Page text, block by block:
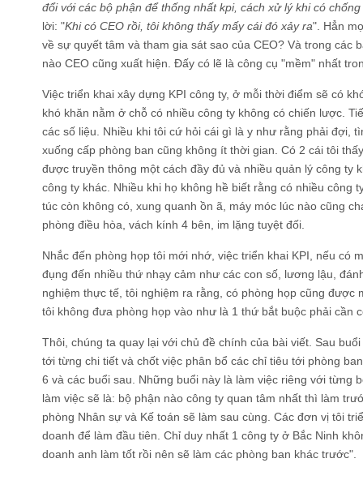
đổi với các bộ phận để thống nhất kpi, cách xử lý khi có
lời: "Khi có CEO rồi, tôi không thấy mấy cái đó xảy ra". Hẳn
về sự quyết tâm và tham gia sát sao của CEO? Và trong các
nào CEO cũng xuất hiện. Đấy có lẽ là công cụ "mềm" nhất
Việc triển khai xây dựng KPI công ty, ở mỗi thời điểm sẽ có
khó khăn nằm ở chỗ có nhiều công ty không có chiến lược.
các số liệu. Nhiều khi tôi cứ hỏi cái gì là y như rằng phải đợi,
xuống cấp phòng ban cũng không ít thời gian. Có 2 cái tôi
được truyền thông một cách đầy đủ và nhiều quản lý công ty
công ty khác. Nhiều khi họ không hề biết rằng có nhiều công
túc còn không có, xung quanh ồn ã, máy móc lúc nào cũng
phòng điều hòa, vách kính 4 bên, im lặng tuyệt đối.
Nhắc đến phòng họp tôi mới nhớ, việc triển khai KPI, nếu có
đụng đến nhiều thứ nhạy cảm như các con số, lương lậu,
nghiệm thực tế, tôi nghiệm ra rằng, có phòng họp cũng được
tôi không đưa phòng họp vào như là 1 thứ bắt buộc phải cần
Thôi, chúng ta quay lại với chủ đề chính của bài viết. Sau
tới từng chi tiết và chốt việc phân bổ các chỉ tiêu tới phòng
6 và các buổi sau. Những buổi này là làm việc riêng với từng
làm việc sẽ là: bộ phận nào công ty quan tâm nhất thì làm
phòng Nhân sự và Kế toán sẽ làm sau cùng. Các đơn vị tôi
doanh để làm đầu tiên. Chỉ duy nhất 1 công ty ở Bắc Ninh
doanh anh làm tốt rồi nên sẽ làm các phòng ban khác trước".